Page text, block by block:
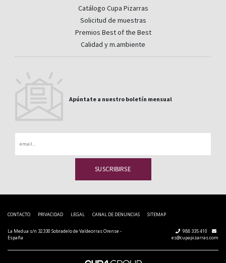
Catálogo Cupa Pizarras
Solicitud de muestras
Premios Best of the Best
Calidad y m.ambiente
Apúntate a nuestro boletín mensual
CONTACTO PRIVACIDAD LEGAL CANAL DE DENUNCIAS SITEMAP
La Medua s/n 32330 Sobradelo de Valdeorras Orense -
España
988 335 410
es@cupapizarras.com